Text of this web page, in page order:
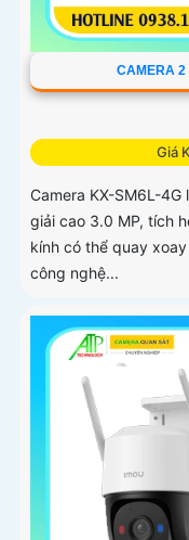
CAMERA 2
Giá
Camera KX-SM6L-
giải cao 3.0 MP, tích
kính có thể quay
công nghệ...